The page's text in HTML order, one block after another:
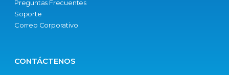
Preguntas Frecuentes
Soporte
Correo Corporativo
CONTÁCTENOS